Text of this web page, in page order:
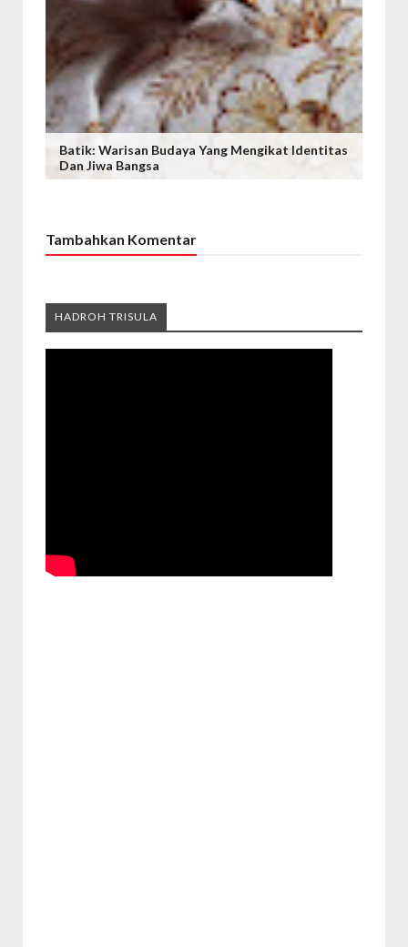
Batik: Warisan Budaya Yang Mengikat Identitas
Dan Jiwa Bangsa
Tambahkan Komentar
HADROH TRISULA